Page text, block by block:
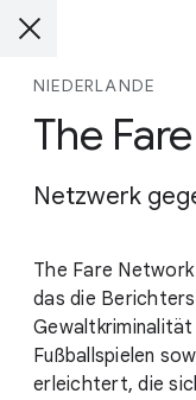
NIEDERLANDE
The
Netzwerk
The Fare
das die
Gewaltkriminalität
Fußballspielen
erleichtert, die